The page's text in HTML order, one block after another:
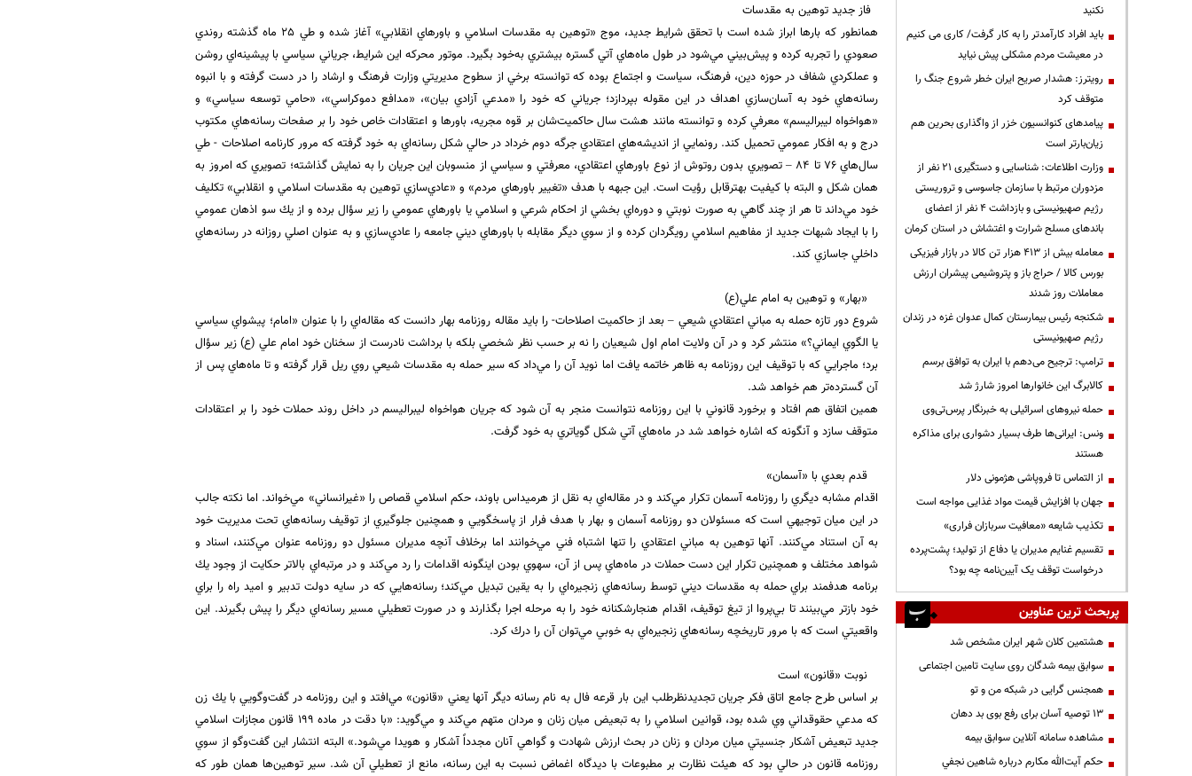
فاز جديد توهين به مقدسات
همانطور كه بارها ابراز شده است با تحقق شرايط جديد، موج «‌توهين به مقدسات اسلامي و باورهاي انقلابي» آغاز شده و طي 25 ماه گذشته روندي
صعودي را تجربه كرده و پيش‌بيني مي‌شود در طول ماه‌هاي آتي گستره بيشتري به‌خود بگيرد. موتور محركه اين شرايط، جرياني سياسي با پيشينه‌اي روشن
و عملكردي شفاف در حوزه دين، فرهنگ، سياست و اجتماع بوده كه توانسته برخي از سطوح مديريتي وزارت فرهنگ و ارشاد را در دست گرفته و با انبوه
رسانه‌هاي خود به آسان‌سازي اهداف در اين مقوله بپردازد؛ جرياني كه خود را «‌مدعي آزادي بيان»، «مدافع دموكراسي»، «حامي توسعه سياسي» و
«هواخواه ليبراليسم» معرفي كرده و توانسته مانند هشت سال حاكميت‌شان بر قوه مجريه، باورها و اعتقادات خاص خود را بر صفحات رسانه‌هاي مكتوب
درج و به افكار عمومي تحميل كند. رونمايي از انديشه‌هاي اعتقادي جرگه دوم خرداد در حالي شكل رسانه‌اي به خود گرفته كه مرور كارنامه اصلاحات - طي
سال‌هاي 76 تا 84 – تصويري بدون روتوش از نوع باورهاي اعتقادي، معرفتي و سياسي از منسوبان اين جريان را به نمايش گذاشته؛ تصويري كه امروز به
همان شكل و البته با كيفيت بهترقابل رؤيت است. اين جبهه با هدف «تغيير باورهاي مردم» و «عادي‌سازي توهين به مقدسات اسلامي و انقلابي» تكليف
خود مي‌داند تا هر از چند گاهي به صورت نوبتي و دوره‌اي بخشي از احكام شرعي و اسلامي يا باورهاي عمومي را زير سؤال برده و از يك سو اذهان عمومي
را با ايجاد شبهات جديد از مفاهيم اسلامي رويگردان كرده و از سوي ديگر مقابله با باورهاي ديني جامعه را عادي‌سازي و به عنوان اصلي روزانه در رسانه‌هاي
داخلي جاسازي كند.
«‌بهار» و توهين به امام علي(ع)
شروع دور تازه حمله به مباني اعتقادي شيعي – بعد از حاكميت اصلاحات- را بايد مقاله روزنامه‌ بهار دانست كه مقاله‌اي را با عنوان «‌امام؛ پيشواي سياسي
يا الگوي ايماني؟» منتشر كرد و در آن ولايت امام اول شيعيان را نه بر حسب نظر شخصي بلكه با برداشت نادرست از سخنان خود امام علي (ع) زير سؤال
برد؛ ماجرايي كه با توقيف اين روزنامه به ظاهر خاتمه يافت اما نويد آن را مي‌داد كه سير حمله به مقدسات شيعي روي ريل قرار گرفته و تا ماه‌هاي پس از
آن گسترده‌تر هم خواهد شد.
همين اتفاق هم افتاد و برخورد قانوني با اين روزنامه نتوانست منجر به آن شود كه جريان هواخواه ليبراليسم در داخل روند حملات خود را بر اعتقادات
متوقف سازد و آنگونه كه اشاره خواهد شد در ماه‌هاي آتي شكل گوياتري به خود گرفت.
قدم بعدي با «‌آسمان»
اقدام مشابه ديگري را روزنامه آسمان تكرار مي‌كند و در مقاله‌اي به نقل از هرميداس باوند، حكم اسلامي قصاص را «غيرانساني» مي‌خواند. اما نكته جالب
در اين ميان توجيهي است كه مسئولان دو روزنامه آسمان و بهار با هدف فرار از پاسخگويي و همچنين جلوگيري از توقيف رسانه‌هاي تحت مديريت خود
به آن استناد مي‌كنند. آنها توهين به مباني اعتقادي را تنها اشتباه فني مي‌خوانند اما برخلاف آنچه مديران مسئول دو روزنامه عنوان مي‌كنند، اسناد و
شواهد مختلف و همچنين تكرار اين دست حملات در ماه‌هاي پس از آن، سهوي بودن اينگونه اقدامات را رد مي‌كند و در مرتبه‌اي بالاتر حكايت از وجود يك
برنامه هدفمند براي حمله به مقدسات ديني توسط رسانه‌هاي زنجيره‌اي را به يقين تبديل مي‌كند؛ رسانه‌هايي كه در سايه دولت تدبير و اميد راه را براي
خود بازتر مي‌بينند تا بي‌پروا از تيغ توقيف، اقدام هنجارشكنانه خود را به مرحله اجرا بگذارند و در صورت تعطيلي مسير رسانه‌اي ديگر را پيش بگيرند. اين
واقعيتي است كه با مرور تاريخچه رسانه‌هاي زنجيره‌اي به خوبي مي‌توان آن را درك كرد.
نوبت «قانون» است
بر اساس طرح جامع اتاق فكر جريان تجديدنظرطلب اين بار قرعه فال به نام رسانه ديگر آنها يعني «قانون» مي‌افتد و اين روزنامه در گفت‌وگويي با يك زن
كه مدعي حقوقداني وي شده بود، قوانين اسلامي را به تبعيض ميان زنان و مردان متهم مي‌كند و مي‌گويد: «‌با دقت در ماده 199 قانون مجازات اسلامي
جديد تبعيض آشكار جنسيتي ميان مردان و زنان در بحث ارزش شهادت و گواهي آنان مجدداً آشكار و هويدا مي‌شود.» البته انتشار اين گفت‌وگو از سوي
روزنامه قانون در حالي بود كه هيئت نظارت بر مطبوعات با ديدگاه اغماض نسبت به اين رسانه، مانع از تعطيلي آن شد. سير توهين‌ها همان طور كه
نکنید
باید افراد کارآمدتر را به کار گرفت/ کاری می کنیم
در معیشت مردم مشکلی پیش نیاید
رویترز: هشدار صریح ایران خطر شروع جنگ را
متوقف کرد
پیامدهای کنوانسیون خزر از واگذاری بحرین هم
زیان‌بارتر است
وزارت اطلاعات: شناسایی و دستگیری ۲۱ نفر از
مزدوران مرتبط با سازمان جاسوسی و تروریستی
رژیم صهیونیستی و بازداشت ۴ نفر از اعضای
باندهای مسلح شرارت و اغتشاش در استان کرمان
معامله بیش از ۴۱۳ هزار تن کالا در بازار فیزیکی
بورس کالا / حراج باز و پتروشیمی پیشران ارزش
معاملات روز شدند
شکنجه رئیس بیمارستان کمال عدوان غزه در زندان
رژیم صهیونیستی
ترامپ: ترجیح می‌دهم با ایران به توافق برسم
کالابرگ این خانوارها امروز شارژ شد
حمله نیروهای اسرائیلی به خبرنگار پرس‌تی‌وی
ونس: ایرانی‌ها طرف بسیار دشواری برای مذاکره
هستند
از التماس تا فروپاشی هژمونی دلار
جهان با افزایش قیمت مواد غذایی مواجه است
تکذیب شایعه «معافیت سربازان فراری»
تقسیم غنایم مدیران یا دفاع از تولید؛ پشت‌پرده
درخواست توقف یک آیین‌نامه چه بود؟
پربحث ترین عناوین
هشتمین کلان شهر ایران مشخص شد
سوابق بیمه شدگان روی سایت تامین اجتماعی
همجنس گرایی در شبکه من و تو
13 توصیه آسان برای رفع بوی بد دهان
مشاهده سامانه آنلاين سوابق بیمه
حكم آيت‌الله مكارم درباره شاهين نجفي